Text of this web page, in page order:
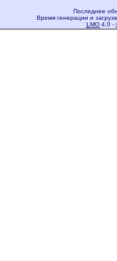
Последнее
Время генерации и
LMO 4.0 -